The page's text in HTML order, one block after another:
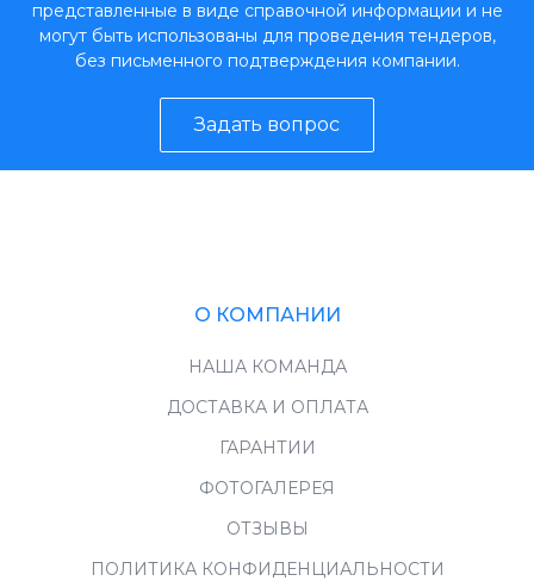
представленные в виде справочной информации и не
могут быть использованы для проведения тендеров,
без письменного подтверждения компании.
Задать вопрос
О КОМПАНИИ
НАША КОМАНДА
ДОСТАВКА И ОПЛАТА
ГАРАНТИИ
ФОТОГАЛЕРЕЯ
ОТЗЫВЫ
ПОЛИТИКА КОНФИДЕНЦИАЛЬНОСТИ